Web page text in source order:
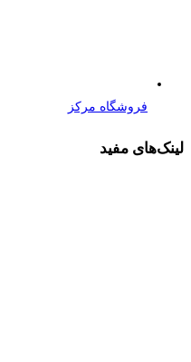
فروشگاه مرکز
لینک‌های مفید